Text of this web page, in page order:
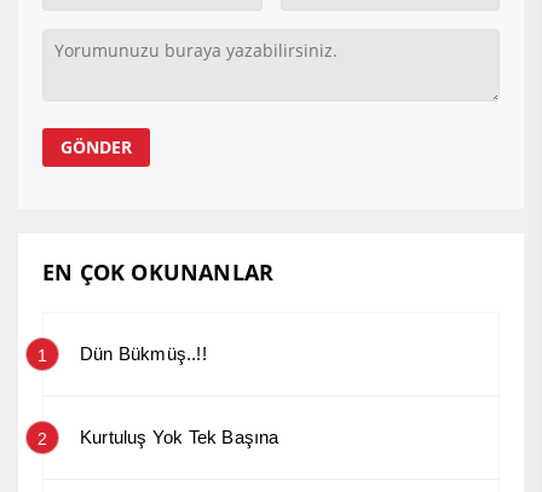
EN ÇOK OKUNANLAR
1 Dün Bükmüş..!!
2 Kurtuluş Yok Tek Başına